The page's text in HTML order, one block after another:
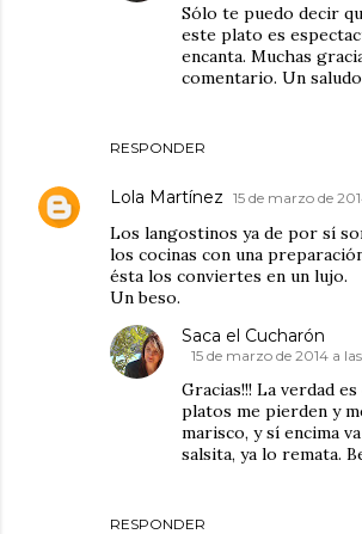
RESPONDER
Sólo te puedo decir
este plato es
encanta. Muchas
comentario. Un
Lola Martínez 15 de marzo de
Los langostinos ya de por sí
los cocinas con una
ésta los conviertes en un lujo.
Un beso.
RESPONDER
Saca el Cucharón
15 de marzo de 2014 a
Gracias!!! La verdad
platos me pierden y
marisco, y sí encima
salsita, ya lo remata.